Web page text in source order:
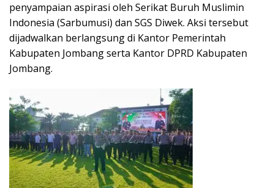
penyampaian aspirasi oleh Serikat Buruh Muslimin
Indonesia (Sarbumusi) dan SGS Diwek. Aksi tersebut
dijadwalkan berlangsung di Kantor Pemerintah
Kabupaten Jombang serta Kantor DPRD Kabupaten
Jombang.